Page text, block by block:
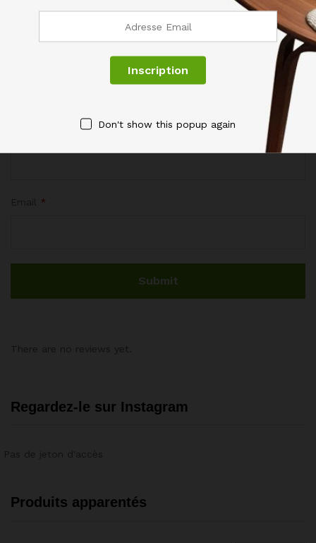
*
Regardez-le sur Instagram
Produits apparentés
Don't show this popup again